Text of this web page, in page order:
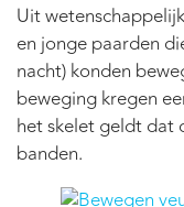
Uit
en jonge paarden
nacht) konden
beweging kregen
het skelet geldt dat
banden.